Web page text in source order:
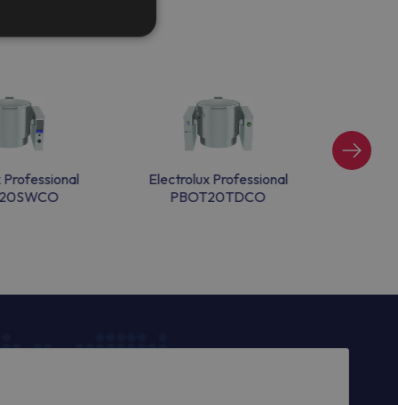
Electrolux Professional
PBOT20TDCO